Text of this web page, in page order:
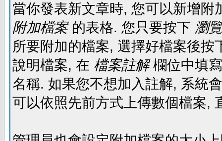
當你發表新文章時, 您可以新增
附加檔案的表格. 您只要按下 瀏
所要附加的檔案, 選擇好檔案後
說明檔案, 在 檔案註解欄位中填
名稱. 如果您不想加入註解, 系統
可以依照先前方式上傳數個檔案,